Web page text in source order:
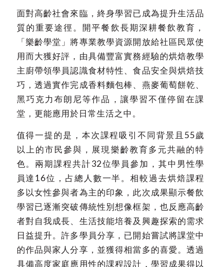
面對高齡社會來臨，終身學習已成為提升生活品
質的重要途徑。開平餐飲長期深耕餐飲教育，
「樂齡學堂」將專業教學資源開放給社區民眾使
用而大獲好評，由具備豐富實務經驗的烘焙教學
主廚帶領學員認識食材特性、食品安全與烘焙技
巧，透過實作完成香料麵包棒、燕麥葡萄餅乾、
黑巧克力布朗尼等作品，讓學習不僅停留在課
堂，更能應用於日常生活之中。
值得一提的是，本次課程吸引不同背景且55歲
以上的市民參與，展現樂齡教育多元共融的特
色。兩期課程共計32位學員參加，其中男性學
員達16位，占總人數一半。相較過去烘焙課程
多以女性參與者為主的印象，此次成果顯示餐飲
學習已逐漸突破傳統性別想像框架，也反應高齡
者對自我成長、生活技能培養及興趣探索的需求
日益提升。許多學員分享，已開始嘗試將課堂中
的作品與家人分享，並獲得相當多的喜愛。透過
具備高度家庭應用性的課程設計，學習成果得以